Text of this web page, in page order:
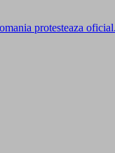
protesteaza